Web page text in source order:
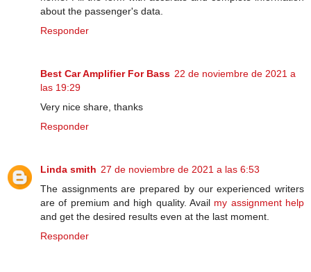
about the passenger's data.
Responder
Best Car Amplifier For Bass 22 de noviembre de 2021 a
las 19:29
Very nice share, thanks
Responder
Linda smith 27 de noviembre de 2021 a las 6:53
The assignments are prepared by our experienced writers
are of premium and high quality. Avail my assignment help
and get the desired results even at the last moment.
Responder